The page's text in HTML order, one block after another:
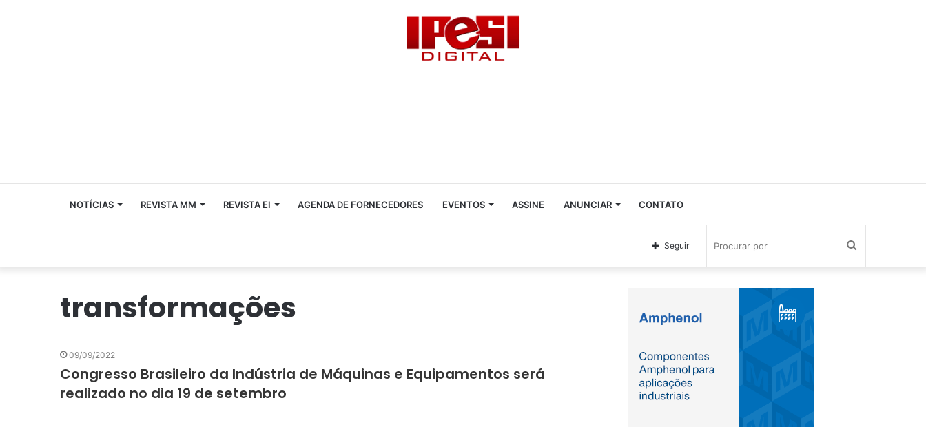
NOTÍCIAS REVISTA MM REVISTA EI AGENDA DE FORNECEDORES EVENTOS ASSINE ANUNCIAR CONTATO
Seguir
transformações
09/09/2022
Congresso Brasileiro da Indústria de Máquinas e Equipamentos será
realizado no dia 19 de setembro